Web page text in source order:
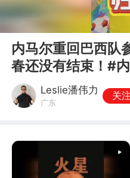
00:00
内马尔重回巴西队
春还没有结束！#
洛蒂 #潘谈世界杯
Leslie潘伟力
广东
关注